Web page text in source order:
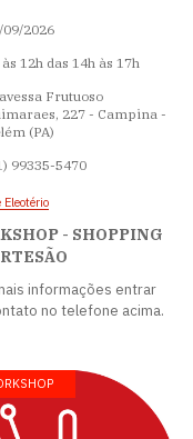
09/2026
às 12h das 14h às 17h
Frutuoso
227 - Campina -
(PA)
99335-5470
Eleotério
- SHOPPING
informações entrar
no telefone acima.